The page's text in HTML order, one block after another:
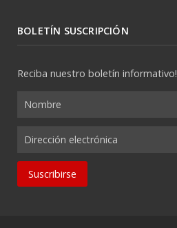
BOLETÍN SUSCRIPCIÓN
Reciba nuestro boletín informativo!